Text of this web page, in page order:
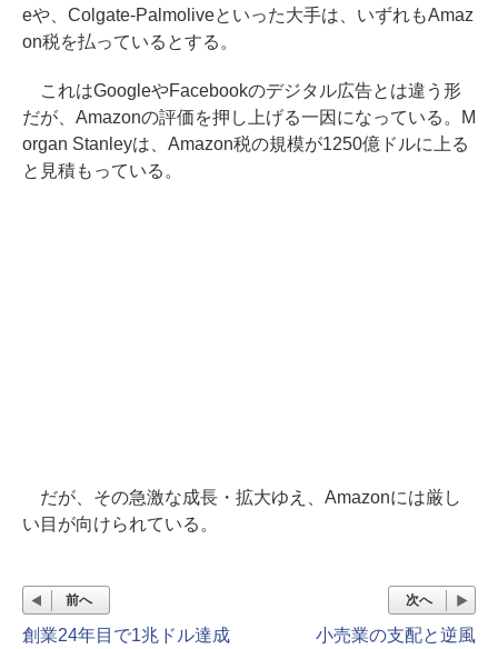
eや、Colgate-Palmoliveといった大手は、いずれもAmaz
on税を払っているとする。
これはGoogleやFacebookのデジタル広告とは違う形
だが、Amazonの評価を押し上げる一因になっている。M
organ Stanleyは、Amazon税の規模が1250億ドルに上る
と見積もっている。
だが、その急激な成長・拡大ゆえ、Amazonには厳し
い目が向けられている。
前へ
創業24年目で1兆ドル達成
次へ
小売業の支配と逆風